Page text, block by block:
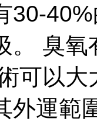
30-
。 臭
可以
外運範